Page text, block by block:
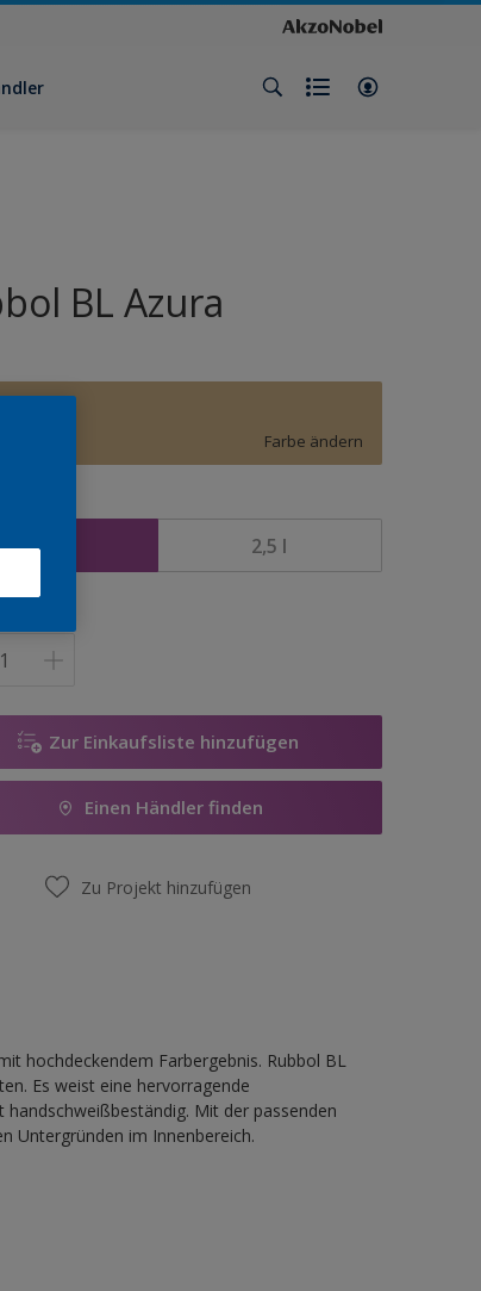
BL Azura
Farbe ändern
1 l 2,5 l
Zur Einkaufsliste hinzufügen
Einen Händler finden
Zu Projekt hinzufügen
hochdeckendem Farbergebnis. Rubbol BL
Es weist eine hervorragende
Mit der passenden
Untergründen im Innenbereich.